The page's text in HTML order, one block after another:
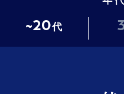
~20代